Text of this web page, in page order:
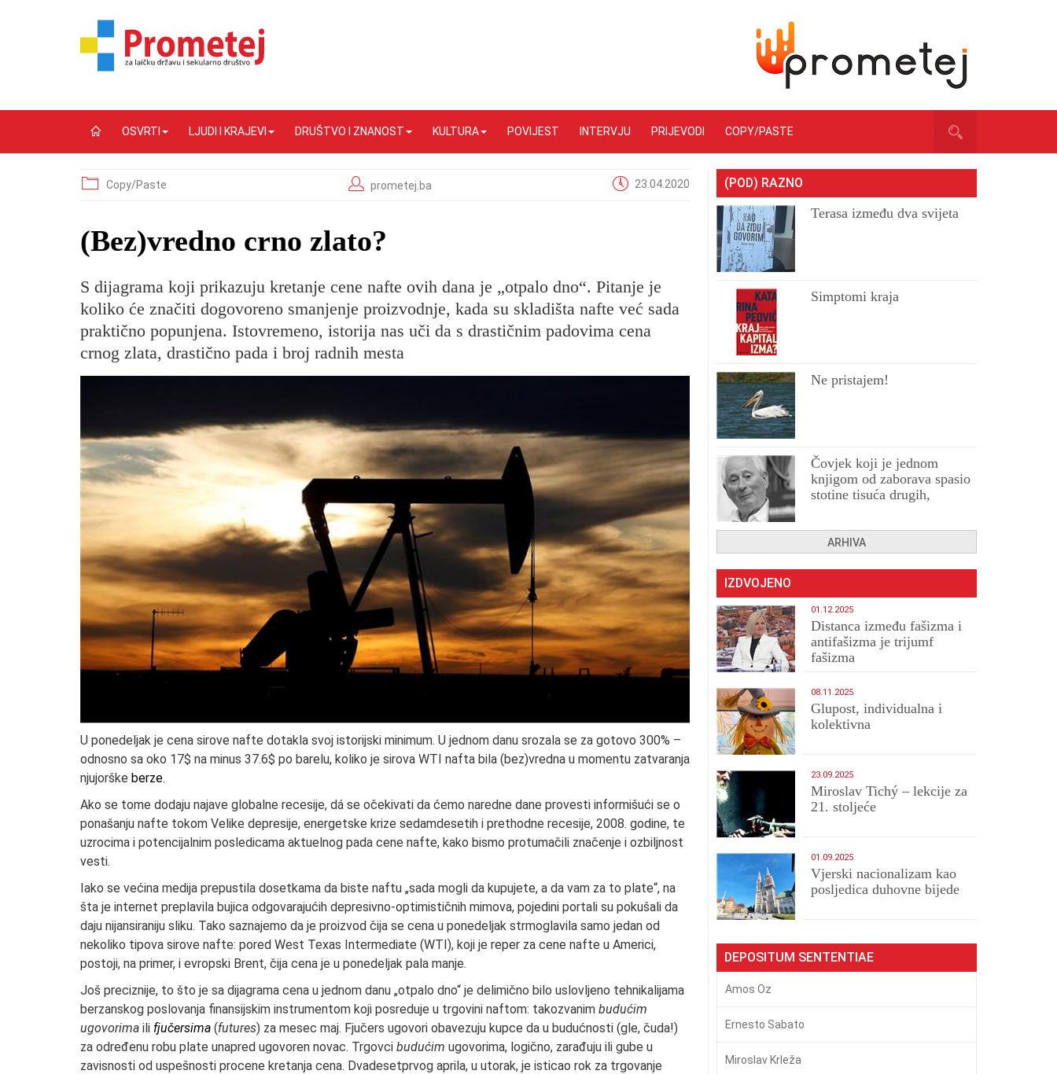
OSVRTI LJUDI I KRAJEVI DRUŠTVO I ZNANOST KULTURA POVIJEST INTERVJU PRIJEVODI COPY/PASTE
Copy/Paste prometej.ba 23.04.2020
(Bez)vredno crno zlato?
S dijagrama koji prikazuju kretanje cene nafte ovih dana je „otpalo dno“. Pitanje je
koliko će značiti dogovoreno smanjenje proizvodnje, kada su skladišta nafte već sada
praktično popunjena. Istovremeno, istorija nas uči da s drastičnim padovima cena
crnog zlata, drastično pada i broj radnih mesta
U ponedeljak je cena sirove nafte dotakla svoj istorijski minimum. U jednom danu srozala se za gotovo 300% –
odnosno sa oko 17$ na minus 37.6$ po barelu, koliko je sirova WTI nafta bila (bez)vredna u momentu zatvaranja
njujorške berze.
Ako se tome dodaju najave globalne recesije, dá se očekivati da ćemo naredne dane provesti informišući se o
ponašanju nafte tokom Velike depresije, energetske krize sedamdesetih i prethodne recesije, 2008. godine, te
uzrocima i potencijalnim posledicama aktuelnog pada cene nafte, kako bismo protumačili značenje i ozbiljnost
vesti.
Iako se većina medija prepustila dosetkama da biste naftu „sada mogli da kupujete, a da vam za to plate“, na
šta je internet preplavila bujica odgovarajućih depresivno-optimističnih mimova, pojedini portali su pokušali da
daju nijansiraniju sliku. Tako saznajemo da je proizvod čija se cena u ponedeljak strmoglavila samo jedan od
nekoliko tipova sirove nafte: pored West Texas Intermediate (WTI), koji je reper za cene nafte u Americi,
postoji, na primer, i evropski Brent, čija cena je u ponedeljak pala manje.
Još preciznije, to što je sa dijagrama cena u jednom danu „otpalo dno“ je delimično bilo uslovljeno tehnikalijama
berzanskog poslovanja finansijskim instrumentom koji posreduje u trgovini naftom: takozvanim budućim
ugovorima ili fjučersima (futures) za mesec maj. Fjučers ugovori obavezuju kupce da u budućnosti (gle, čuda!)
za određenu robu plate unapred ugovoren novac. Trgovci budućim ugovorima, logično, zarađuju ili gube u
zavisnosti od uspešnosti procene kretanja cena. Dvadesetprvog aprila, u utorak, je isticao rok za trgovanje
(POD) RAZNO
Terasa između dva svijeta
Simptomi kraja
Ne pristajem!
Čovjek koji je jednom
knjigom od zaborava spasio
stotine tisuća drugih,
ARHIVA
IZDVOJENO
01.12.2025
Distanca između fašizma i
antifašizma je trijumf
fašizma
08.11.2025
Glupost, individualna i
kolektivna
23.09.2025
Miroslav Tichý – lekcije za
21. stoljeće
01.09.2025
​Vjerski nacionalizam kao
posljedica duhovne bijede
DEPOSITUM SENTENTIAE
Amos Oz
Ernesto Sabato
Miroslav Krleža